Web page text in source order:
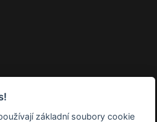
základní soubory cookie